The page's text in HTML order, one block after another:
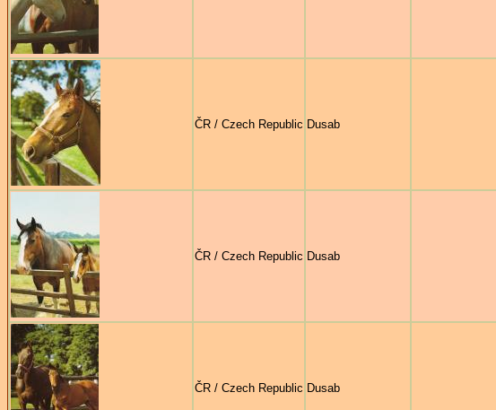
ČR / Czech Republic Dusab
ČR / Czech Republic Dusab
ČR / Czech Republic Dusab